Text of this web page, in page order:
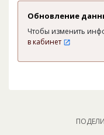
Обновление
Чтобы изменить
в кабинет